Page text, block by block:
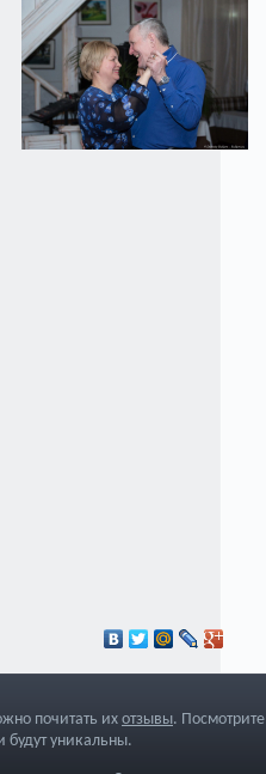
почитать ихотзывы. Посмотрите
будут уникальны.